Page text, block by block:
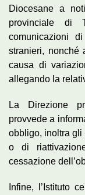
Diocesane a
provinciale di
comunicazioni
stranieri, nonché
causa di
allegando la
La Direzione
provvede a
obbligo, inoltra
o di
cessazione
Infine, l’Istituto